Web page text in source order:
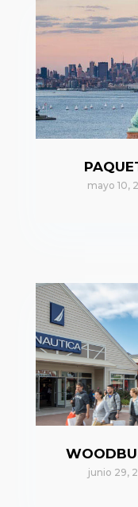
mayo 10,
junio 29,